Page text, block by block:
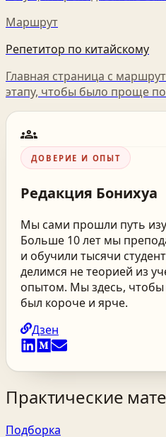
Маршрут
Репетитор по китайскому
Главная страница с
этапу, чтобы было проще
groups
ДОВЕРИЕ И ОПЫТ
Редакция Бонихуа
Мы сами прошли путь
Больше 10 лет мы
и обучили тысячи
делимся не теорией из
опытом. Мы здесь, чтобы
был короче и ярче.
Дзен
Практические
Подборка